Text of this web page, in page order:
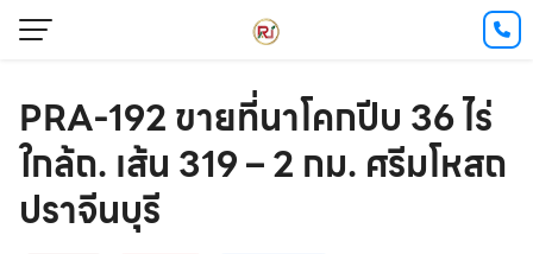
PRA-192 ขายที่นาโคกปีบ 36 ไร่
ใกล้ถ. เส้น 319 – 2 กม. ศรีมโหสถ
ปราจีนบุรี